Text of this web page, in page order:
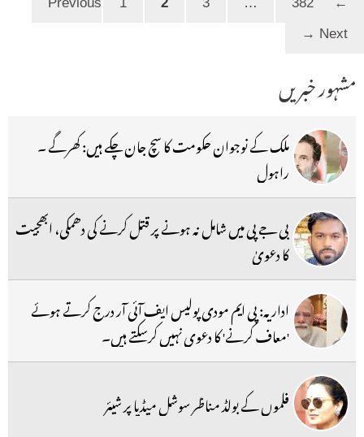
Next
→
مشہور خبریں
ملک کے نوجوان حکومت کا سچ جان چکے ہیں: کھرگے ۔
راہول
بی جے پی میں شامل نہ ہونے پر قتل کرنے کی دھمکی، ابھجیت
کا دعویٰ
اداریہ: پی ایم مودی پولیس ایف آئی آر درج کرتے ہوئے
'معاف کرنے' کا دعوی نہیں کرسکتے ہیں۔
فلموں کے بولڈ مناظر سوشل میڈیا پر شیئر